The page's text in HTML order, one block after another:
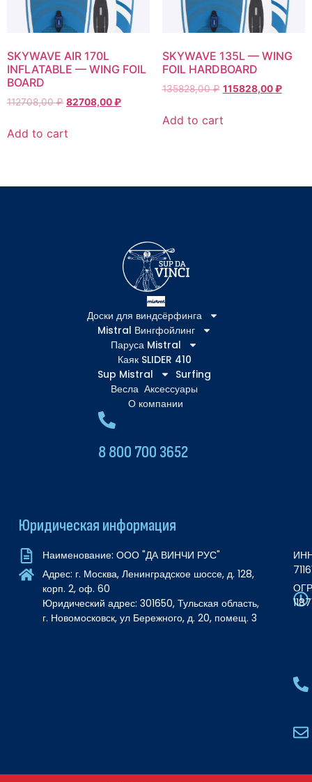
SKYWAVE AIR 170L
INFLATABLE — WING FOIL
BOARD
112708,00₽ 82708,00₽
Add to cart
SKYWAVE 135L — WING
FOIL HARDBOARD
135828,00₽ 115828,00₽
Add to cart
Доски для виндсёрфинга
Mistral Вингфойлинг
Паруса Mistral
Каяк SLIDER 410
Sup Mistral
Surfing
Весла Аксессуары
О компании
8 800 700 3652
Юридическая информация
Наименование: ООО "ДА ВИНЧИ РУС"
Адрес: г. Москва, Ленинградское шоссе, д. 128,
корп. 2, оф. 60
Юридический адрес: 301650, Тульская область,
г. Новомосковск, ул Бережного, д. 20, помещ. 3